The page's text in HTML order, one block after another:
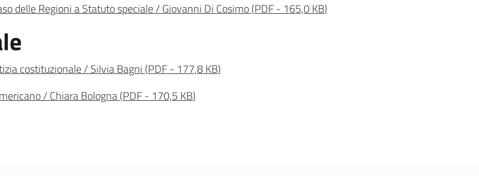
delle Regioni a Statuto speciale / Giovanni Di Cosimo(PDF- 165,0 KB)
costituzionale / Silvia Bagni (PDF- 177,8 KB)
/ Chiara Bologna(PDF- 170,5 KB)